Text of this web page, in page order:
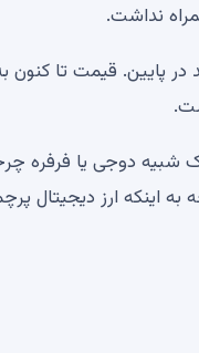
نداشت.
در پایین. قیمت تا
دوجی یا فرفره
اینکه ارز دیجیتال